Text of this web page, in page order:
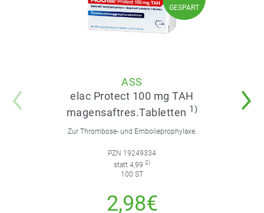
GESPART
GESPART
ASS
elac Protect 100 mg TAH
magensaftres.Tabletten 1)
Zur Thrombose- und Embolieprophylaxe.
PZN 19249334
statt 4,99 2)
100 ST
2,98€